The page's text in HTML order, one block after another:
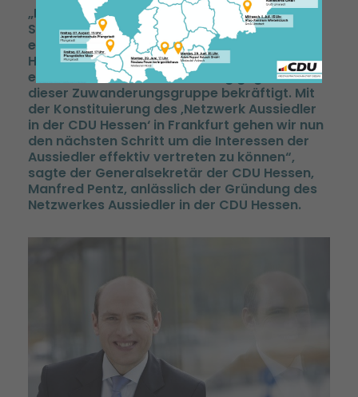
Politik für die Belange der Aus- und
Spätsiedler zu gestalten, war von Beginn an
ein besonderes Anliegen der CDU. Gerade in
Hessen haben die CDU-Regierungen stets
eine besondere Verantwortung gegenüber
dieser Zuwanderungsgruppe bekräftigt. Mit
der Konstituierung des ‚Netzwerk Aussiedler
in der CDU Hessen‘ in Frankfurt gehen wir nun
den nächsten Schritt um die Interessen der
Aussiedler effektiv vertreten zu können“,
sagte der Generalsekretär der CDU Hessen,
Manfred Pentz, anlässlich der Gründung des
Netzwerkes Aussiedler in der CDU Hessen.